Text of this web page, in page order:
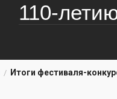
110-
/ Итоги фестиваля-